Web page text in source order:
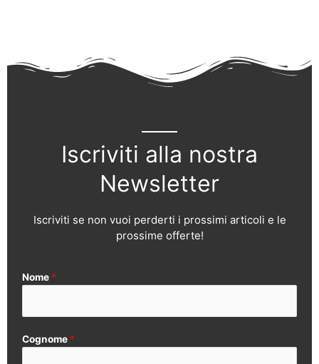
Iscriviti alla nostra
Newsletter
Iscriviti se non vuoi perderti i prossimi articoli e le
prossime offerte!
Nome *
Cognome *